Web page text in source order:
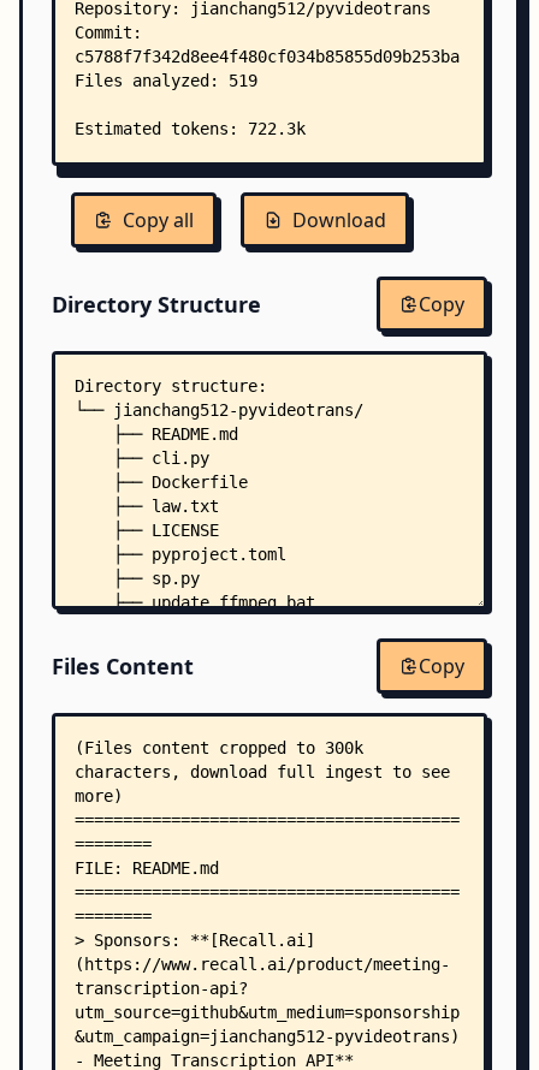
Copy all Download
Directory Structure Copy
Directory structure:
└── jianchang512-pyvideotrans/
    ├── README.md
    ├── cli.py
    ├── Dockerfile
    ├── law.txt
    ├── LICENSE
    ├── pyproject.toml
    ├── sp.py
    ├── update_ffmpeg.bat
    │   ├── about.md
    │   ├── cli.md
    │   ├── faq.md
    │   ├── googlecloud_tts.md
    │   ├── language.md
    │   ├── README_CN.md
    │   ├── Synchronize.md
    │   ├── webui.md
    │   └── whisper_net_setup.md
    ├── tests/
    │   ├── __init__.py
    │   ├── conftest.py
    │   ├── omnivoice-qwentts.py
    │   ├── test_actions_split.py
    │   ├── test_base_recogn.py
    │   ├── test_base_trans.py
Files Content Copy